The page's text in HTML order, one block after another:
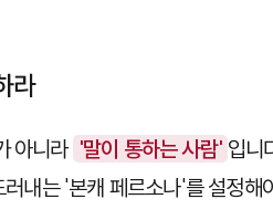
라
아니라 '말이 통하는 사람' 입니
내는 '본캐 페르소나'를 설정해